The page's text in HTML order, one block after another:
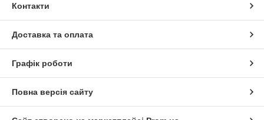
Контакти
Доставка та оплата
Графік роботи
Повна версія сайту